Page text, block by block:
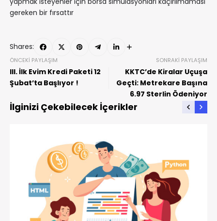
gereken bir fırsattır
Shares:
ÖNCEKI PAYLAŞIM
III. İlk Evim Kredi Paketi 12
Şubat’ta Başlıyor !
SONRAKI PAYLAŞIM
KKTC’de Kiralar Uçuşa
Geçti: Metrekare Başına
6.97 Sterlin Ödeniyor
İlginizi Çekebilecek İçerikler